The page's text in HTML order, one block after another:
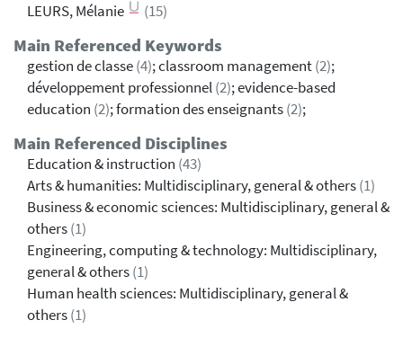
LEURS, Mélanie
(15)
Main Referenced Keywords
gestion de classe(4); classroom management(2);
développement professionnel(2); evidence-based
education (2); formation des enseignants(2);
Main Referenced Disciplines
Education & instruction (43)
Arts & humanities: Multidisciplinary, general & others(1)
Business & economic sciences: Multidisciplinary, general &
others(1)
Engineering, computing & technology: Multidisciplinary,
general & others(1)
Human health sciences: Multidisciplinary, general &
others(1)